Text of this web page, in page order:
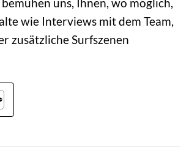
wie Interviews mit dem Team,
zusätzliche Surfszenen